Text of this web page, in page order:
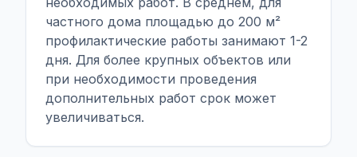
частного дома площадью до 200 м²
профилактические работы занимают 1-2
дня. Для более крупных объектов или
при необходимости проведения
дополнительных работ срок может
увеличиваться.